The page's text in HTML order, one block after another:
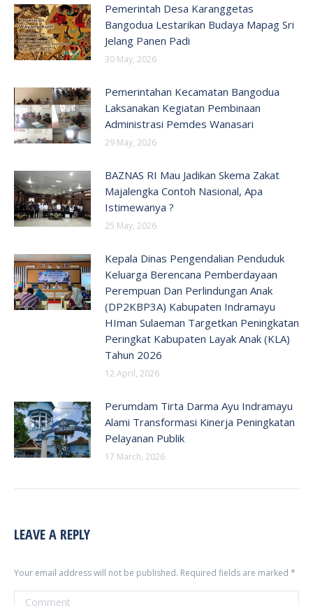
Pemerintah Desa Karanggetas
Bangodua Lestarikan Budaya Mapag Sri
Jelang Panen Padi
30 May, 2026
Pemerintahan Kecamatan Bangodua
Laksanakan Kegiatan Pembinaan
Administrasi Pemdes Wanasari
29 May, 2026
BAZNAS RI Mau Jadikan Skema Zakat
Majalengka Contoh Nasional, Apa
Istimewanya ?
25 May, 2026
Kepala Dinas Pengendalian Penduduk
Keluarga Berencana Pemberdayaan
Perempuan Dan Perlindungan Anak
(DP2KBP3A) Kabupaten Indramayu
HIman Sulaeman Targetkan Peningkatan
Peringkat Kabupaten Layak Anak (KLA)
Tahun 2026
12 April, 2026
Perumdam Tirta Darma Ayu Indramayu
Alami Transformasi Kinerja Peningkatan
Pelayanan Publik
17 March, 2026
LEAVE A REPLY
Your email address will not be published. Required fields are marked *
Comment